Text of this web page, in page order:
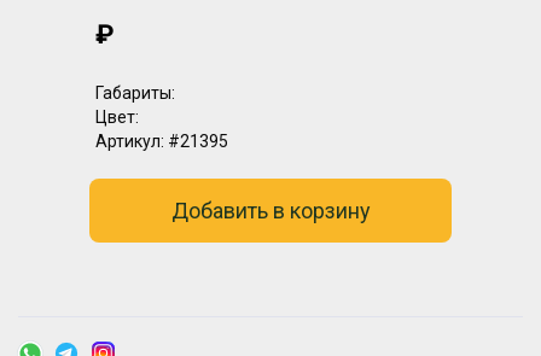
₽
Габариты:
Цвет:
Артикул: #21395
Добавить в корзину